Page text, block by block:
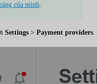
của mình
Settings > Payment providers.